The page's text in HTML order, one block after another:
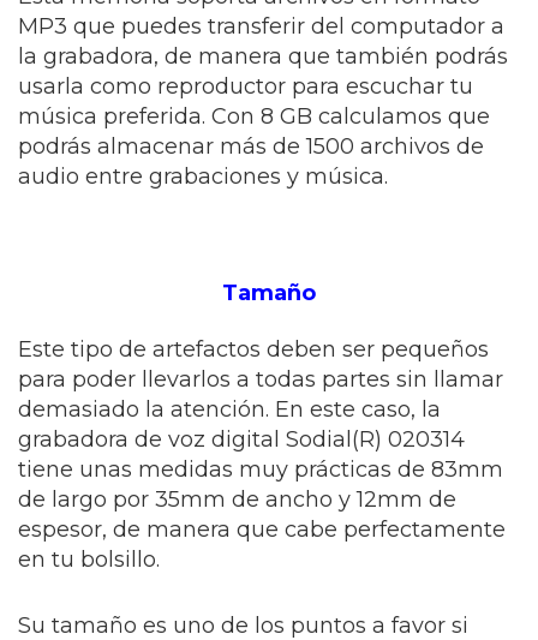
MP3 que puedes transferir del computador a
la grabadora, de manera que también podrás
usarla como reproductor para escuchar tu
música preferida. Con 8 GB calculamos que
podrás almacenar más de 1500 archivos de
audio entre grabaciones y música.
Tamaño
Este tipo de artefactos deben ser pequeños
para poder llevarlos a todas partes sin llamar
demasiado la atención. En este caso, la
grabadora de voz digital Sodial(R) 020314
tiene unas medidas muy prácticas de 83mm
de largo por 35mm de ancho y 12mm de
espesor, de manera que cabe perfectamente
en tu bolsillo.
Su tamaño es uno de los puntos a favor si